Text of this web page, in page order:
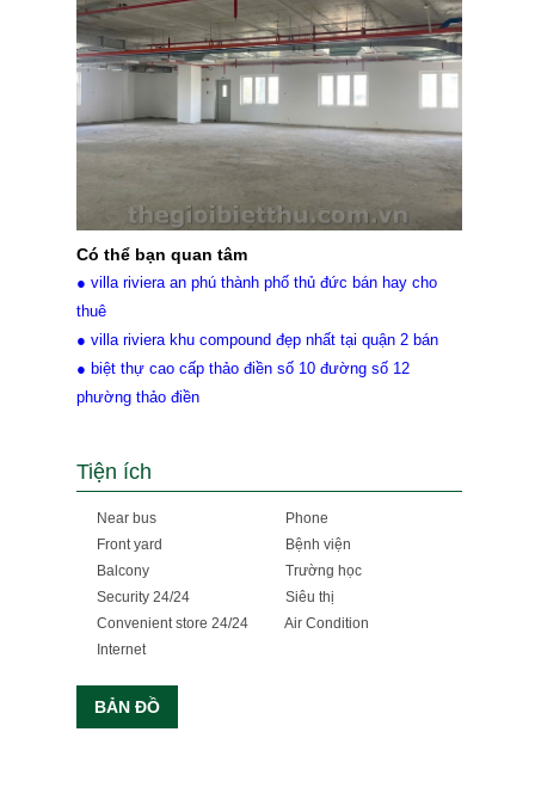
Có thể bạn quan tâm
● villa riviera an phú thành phố thủ đức bán hay cho
thuê
● villa riviera khu compound đẹp nhất tại quận 2 bán
● biệt thự cao cấp thảo điền số 10 đường số 12
phường thảo điền
Tiện ích
Near bus
Phone
Front yard
Bệnh viện
Balcony
Trường học
Security 24/24
Siêu thị
Convenient store 24/24
Air Condition
Internet
BẢN ĐỒ